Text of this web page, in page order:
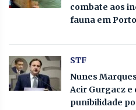
combate aos
fauna em
STF
Nunes
Acir Gurgacz
punibilidade